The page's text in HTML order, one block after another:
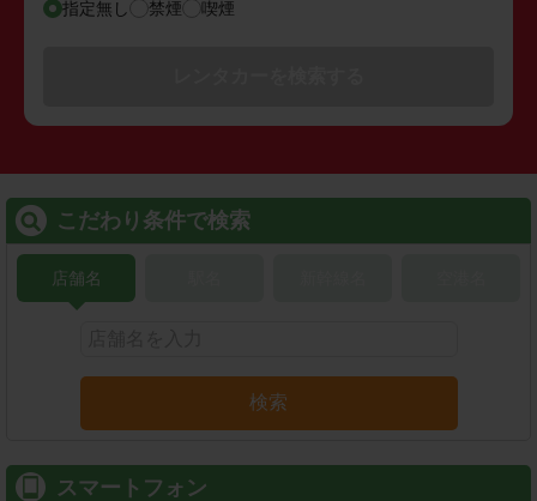
指定無し 禁煙 喫煙
こだわり条件で検索
店舗名
検索
スマートフォン